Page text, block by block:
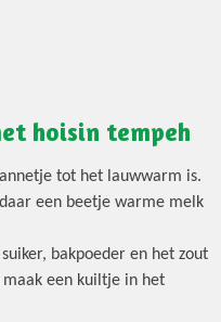
hoisin tempeh
tot het lauwwarm is.
een beetje warme melk
bakpoeder en het zout
een kuiltje in het